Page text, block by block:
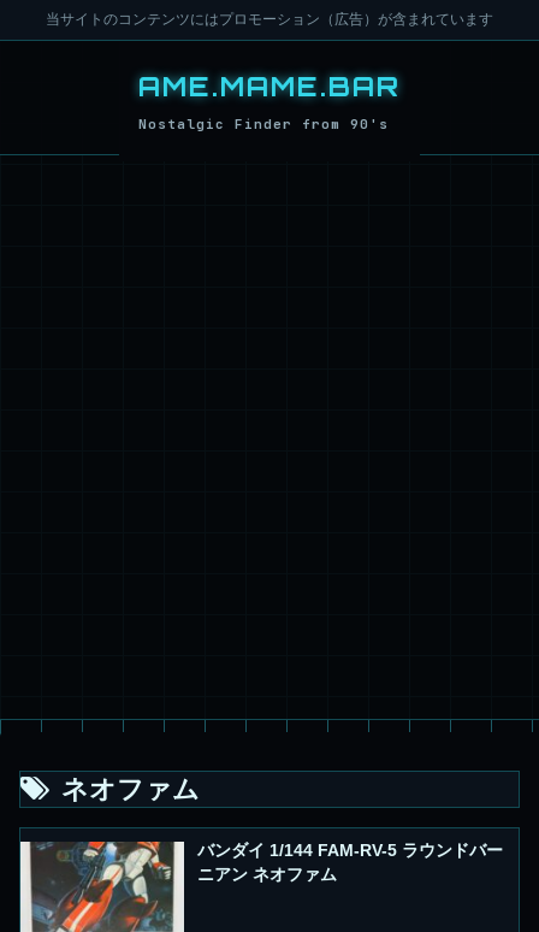
当サイトのコンテンツにはプロモーション（広告）が含まれています
ネオファム
バンダイ 1/144 FAM-RV-5 ラウンドバー
ニアン ネオファム